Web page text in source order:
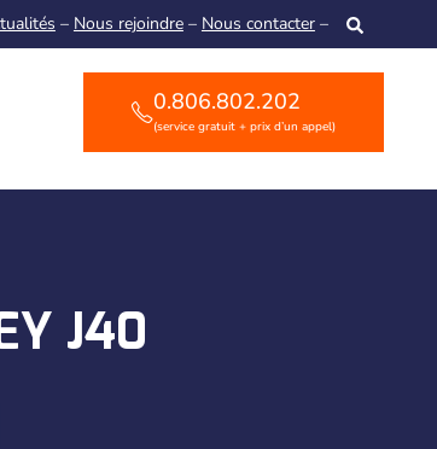
– Nous rejoindre– Nous contacter–
0.806.802.202
(service gratuit + prix d’un appel)
J40